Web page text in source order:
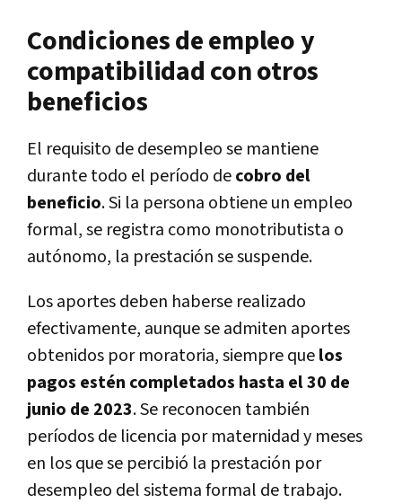
Condiciones de empleo y
compatibilidad con otros
beneficios
El requisito de desempleo se mantiene
durante todo el período decobro del
beneficio. Si la persona obtiene un empleo
formal, se registra como monotributista o
autónomo, la prestación se suspende.
Los aportes deben haberse realizado
efectivamente, aunque se admiten aportes
obtenidos por moratoria, siempre quelos
pagos estén completados hasta el 30 de
junio de 2023. Se reconocen también
períodos de licencia por maternidad y meses
en los que se percibió la prestación por
desempleo del sistema formal de trabajo.